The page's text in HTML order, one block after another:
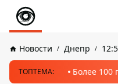
Новости Днепр
ТОПТЕМА: Более 100